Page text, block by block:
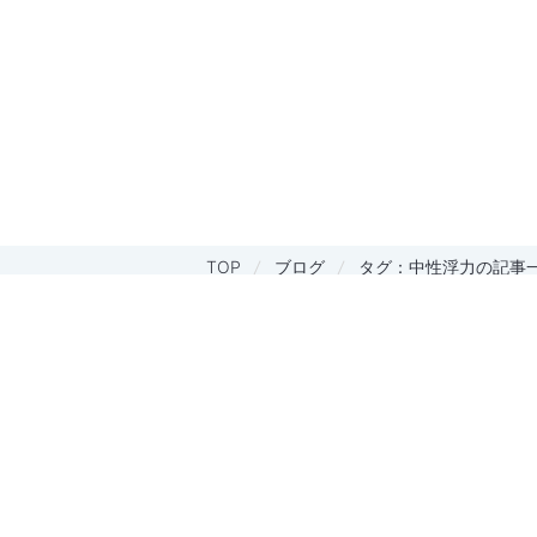
TOP ブログ タグ：中性浮力の記事